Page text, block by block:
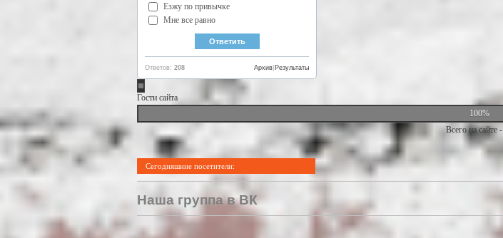
Езжу по привычке
Мне все равно
Ответов: 208 Результаты
Архив
Гости сайта
100%
Всего на сайте -
Сегодняшние посетители:
Наша группа в ВК